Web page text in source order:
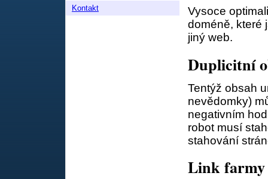
Vysoce
doméně, které
jiný web.
Duplicitní
Tentýž obsah
nevědomky)
negativním
robot musí
stahování
Link farmy
Kontakt